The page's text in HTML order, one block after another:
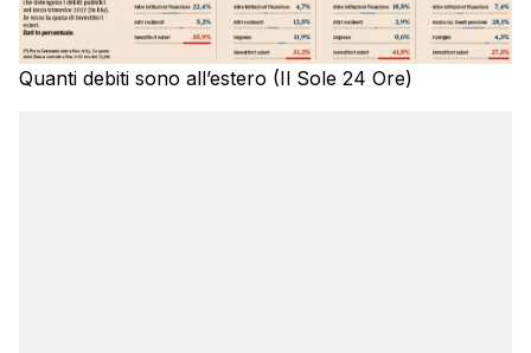
Quanti debiti sono all’estero (Il Sole 24 Ore)